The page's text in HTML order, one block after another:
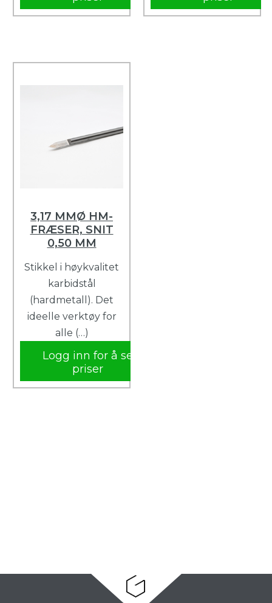
3,17 MMØ HM-
FRÆSER, SNIT
0,50 MM
Stikkel i høykvalitet
karbidstål
(hardmetall). Det
ideelle verktøy for
alle (…)
Logg inn for å se
priser